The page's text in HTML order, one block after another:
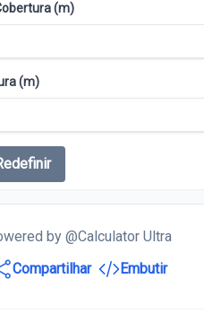
(m)
(m)
by @Calculator Ultra
Compartilhar
Embutir